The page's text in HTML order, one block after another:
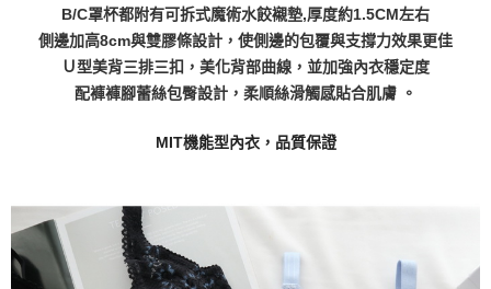
B/C罩杯都附有可拆式魔術水餃襯墊,厚度約1.5CM左右
側邊加高8cm與雙膠條設計，使側邊的包覆與支撐力效果更佳
Ｕ型美背三排三扣，美化背部曲線，並加強內衣穩定度
配褲褲腳蕾絲包臀設計，柔順絲滑觸感貼合肌膚 。
MIT機能型內衣，品質保證